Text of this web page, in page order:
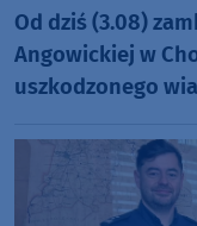
Od dziś (3.08)
Angowickiej w
uszkodzonego